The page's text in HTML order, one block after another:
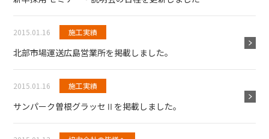
2015.01.16 施工実績
北部市場運送広島営業所を掲載しました。
2015.01.16 施工実績
サンパーク曽根グラッセⅡを掲載しました。